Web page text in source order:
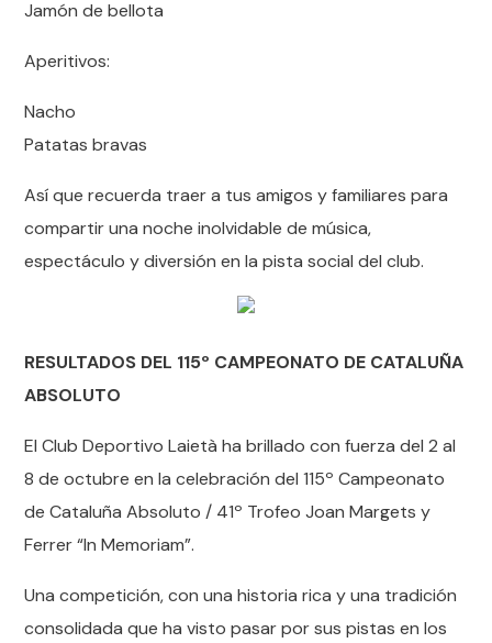
Jamón de bellota
Aperitivos:
Nacho
Patatas bravas
Así que recuerda traer a tus amigos y familiares para
compartir una noche inolvidable de música,
espectáculo y diversión en la pista social del club.
RESULTADOS DEL 115º CAMPEONATO DE CATALUÑA
ABSOLUTO
El Club Deportivo Laietà ha brillado con fuerza del 2 al
8 de octubre en la celebración del 115º Campeonato
de Cataluña Absoluto / 41º Trofeo Joan Margets y
Ferrer “In Memoriam”.
Una competición, con una historia rica y una tradición
consolidada que ha visto pasar por sus pistas en los